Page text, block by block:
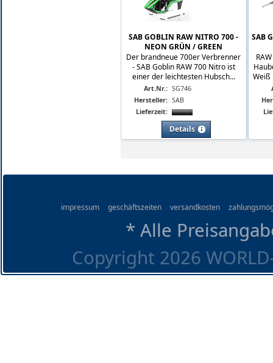
SAB GOBLIN RAW NITRO 700 -
NEON GRÜN / GREEN
Der brandneue 700er Verbrenner
- SAB Goblin RAW 700 Nitro ist
einer der leichtesten Hubsch...
Art.Nr.: SG746
Hersteller: SAB
Lieferzeit:
Details
SAB
Weiß
impressum geschäftszeiten versandkosten
* Alle
Copyright 2026